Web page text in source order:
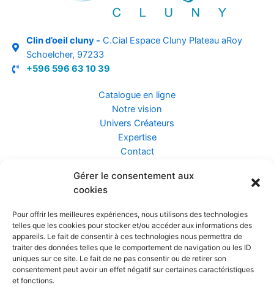
Gérer le consentement aux
cookies
Pour offrir les meilleures expériences, nous utilisons des technologies
telles que les cookies pour stocker et/ou accéder aux informations des
appareils. Le fait de consentir à ces technologies nous permettra de
traiter des données telles que le comportement de navigation ou les ID
uniques sur ce site. Le fait de ne pas consentir ou de retirer son
consentement peut avoir un effet négatif sur certaines caractéristiques
et fonctions.
Clin d’oeil cluny - C.Cial Espace Cluny Plateau aRoy
Schoelcher, 97233
+596 596 63 10 39
Catalogue en ligne
Notre vision
Univers Créateurs
Expertise
Contact
Assurance ZEN
Confidentialité et Données
Conditions Générales de Vente